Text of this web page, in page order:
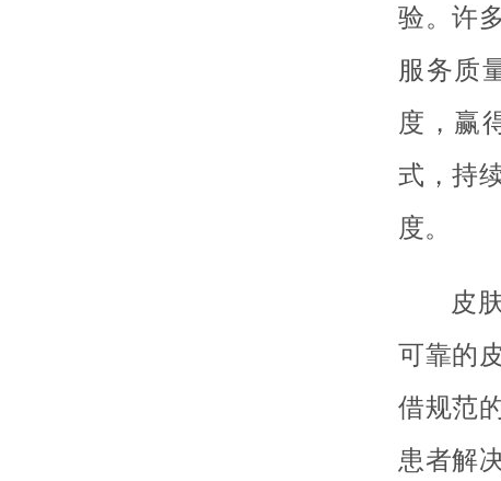
验。许
服务质
度，赢
式，持
度。
皮
可靠的
借规范
患者解